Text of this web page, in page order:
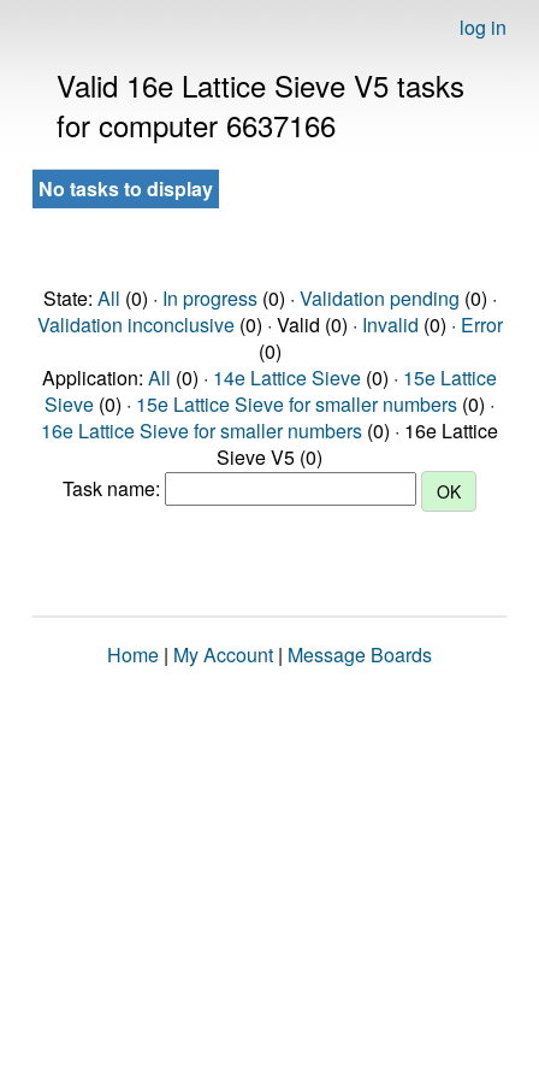
log in
Valid 16e Lattice Sieve V5 tasks
for computer 6637166
No tasks to display
State: All (0) · In progress(0) · Validation pending (0) ·
Validation inconclusive(0) · Valid (0) · Invalid (0) · Error
(0)
Application: All (0) · 14e Lattice Sieve (0) · 15e Lattice
Sieve (0) · 15e Lattice Sieve for smaller numbers (0) ·
16e Lattice Sieve for smaller numbers (0) · 16e Lattice
Sieve V5 (0)
Task name:
Home | My Account | Message Boards